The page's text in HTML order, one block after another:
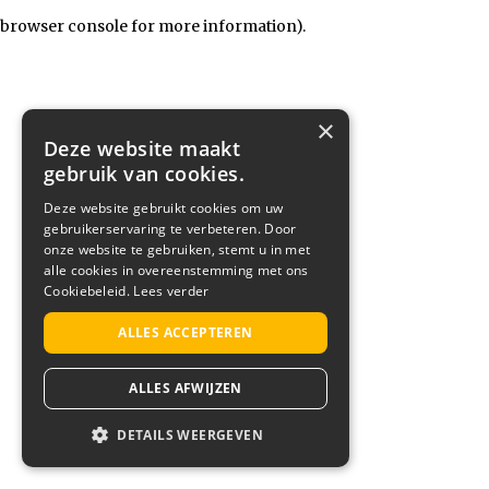
browser console for more information).
×
Deze website maakt
gebruik van cookies.
Deze website gebruikt cookies om uw
gebruikerservaring te verbeteren. Door
onze website te gebruiken, stemt u in met
alle cookies in overeenstemming met ons
Cookiebeleid. Lees verder
ALLES ACCEPTEREN
ALLES AFWIJZEN
DETAILS WEERGEVEN
STRIKT NOODZAKELIJK